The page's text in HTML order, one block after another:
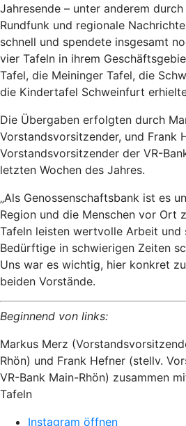
Jahresende – unter anderem
Rundfunk und regionale
schnell und spendete insgesamt
vier Tafeln in ihrem
Tafel, die Meininger Tafel, die
die Kindertafel Schweinfurt
Die Übergaben erfolgten durch
Vorstandsvorsitzender, und Frank
Vorstandsvorsitzender der VR-
letzten Wochen des Jahres.
„Als Genossenschaftsbank ist es
Region und die Menschen vor Ort
Tafeln leisten wertvolle Arbeit und
Bedürftige in schwierigen Zeiten
Uns war es wichtig, hier konkret
beiden Vorstände.
Beginnend von links:
Markus Merz
Rhön) und Frank Hefner (stellv.
VR-Bank Main-Rhön) zusammen
Tafeln
Instagram öffnen